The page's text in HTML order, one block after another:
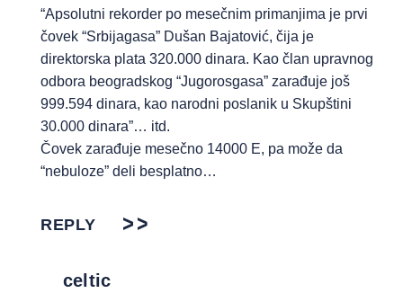
“Apsolutni rekorder po mesečnim primanjima je prvi
čovek “Srbijagasa” Dušan Bajatović, čija je
direktorska plata 320.000 dinara. Kao član upravnog
odbora beogradskog “Jugorosgasa” zarađuje još
999.594 dinara, kao narodni poslanik u Skupštini
30.000 dinara”… itd.
Čovek zarađuje mesečno 14000 E, pa može da
“nebuloze” deli besplatno…
REPLY
celtic